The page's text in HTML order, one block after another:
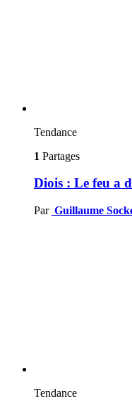
Tendance
1 Partages
Diois : Le feu a
Par Guillaume
Tendance